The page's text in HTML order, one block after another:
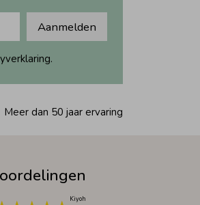
Aanmelden
Meer dan 50 jaar ervaring